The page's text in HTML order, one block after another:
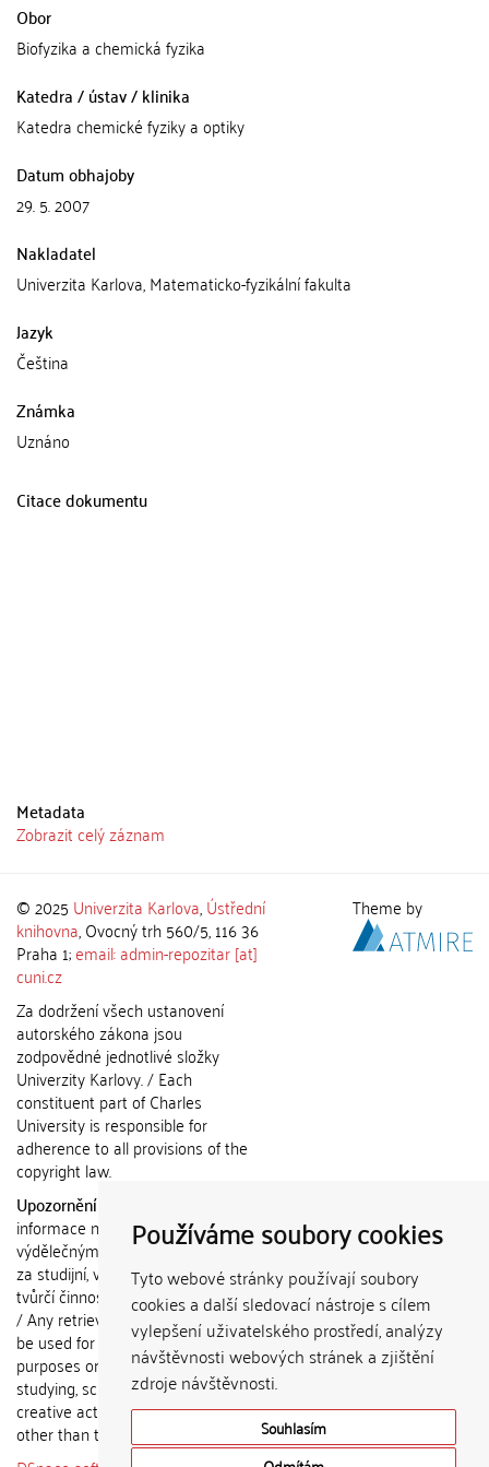
Používáme soubory cookies
Tyto webové stránky používají soubory
cookies a další sledovací nástroje s cílem
vylepšení uživatelského prostředí, analýzy
návštěvnosti webových stránek a zjištění
zdroje návštěvnosti.
Souhlasím
Obor
Biofyzika a chemická fyzika
Katedra / ústav / klinika
Katedra chemické fyziky a optiky
Datum obhajoby
29. 5. 2007
Nakladatel
Univerzita Karlova, Matematicko-fyzikální fakulta
Jazyk
Čeština
Známka
Uznáno
Citace dokumentu
Metadata
Zobrazit celý záznam
© 2025 Univerzita Karlova,Ústřední
knihovna, Ovocný trh 560/5, 116 36
Praha 1;email: admin-repozitar [at]
cuni.cz
Za dodržení všech ustanovení
autorského zákona jsou
zodpovědné jednotlivé složky
Univerzity Karlovy. / Each
constituent part of Charles
University is responsible for
adherence to all provisions of the
copyright law.
Upozornění / Notice:
informace nemohou být použity k
výdělečným účelům nebo vydávány
za studijní, vědeckou nebo jinou
tvůrčí činnost jiné osoby než autora.
/ Any retrieved information shall not
be used for any commercial
purposes or claimed as results of
studying, scientific or any other
creative activities of any person
other than the author.
Theme by